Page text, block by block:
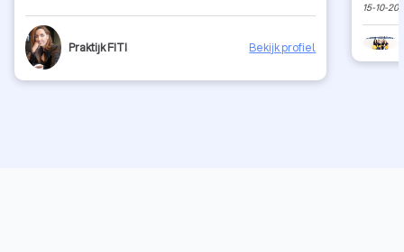
Praktijk FIT! Bekijk profiel
15-10-